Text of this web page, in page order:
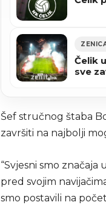
Čelik
sve
Šef stručnog štaba
završiti na najbolji
“Svjesni smo
pred svojim
smo postavili na